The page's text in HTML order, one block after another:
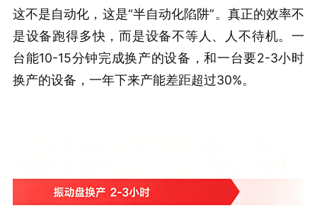
这不是自动化，这是“半自动化陷阱”。真正的效率不
是设备跑得多快，而是设备不等人、人不待机。一
台能10-15分钟完成换产的设备，和一台要2-3小时
换产的设备，一年下来产能差距超过30%。